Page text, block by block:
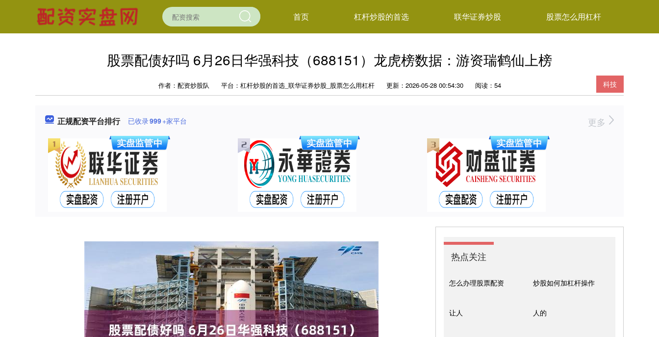
首页 杠杆炒股的首选 联华证券炒股 股票怎么用杠杆
股票配债好吗 6月26日华强科技（688151）龙虎榜数据：游资瑞鹤仙上榜
科技
作者：配资炒股队 平台：杠杆炒股的首选_联华证券炒股_股票怎么用杠杆 更新：2026-05-28 00:54:30 阅读：54
正规配资平台排行 已收录999+家平台 更多
热点关注
怎么办理股票配资 炒股如何加杠杆操作
让人 人的